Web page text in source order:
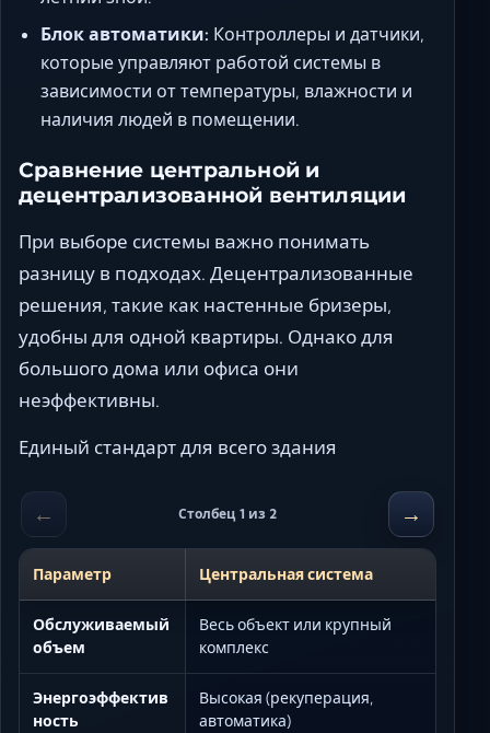
Блок автоматики: Контроллеры и датчики,
которые управляют работой системы в
зависимости от температуры, влажности и
наличия людей в помещении.
Сравнение центральной и
децентрализованной вентиляции
При выборе системы важно понимать
разницу в подходах. Децентрализованные
решения, такие как настенные бризеры,
удобны для одной квартиры. Однако для
большого дома или офиса они
неэффективны.
Единый стандарт для всего здания
← Столбец 1 из 2 →
Параметр Центральная система
Обслуживаемый
объем
Весь объект или крупный
комплекс
Энергоэффектив
ность
Высокая (рекуперация,
автоматика)